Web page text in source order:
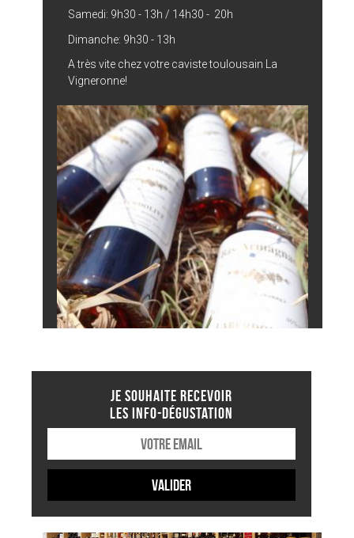
Samedi: 9h30 - 13h / 14h30 - 20h
Dimanche: 9h30 - 13h
A très vite chez votre caviste toulousain La
Vigneronne!
JE SOUHAITE RECEVOIR
LES INFO-DÉGUSTATION